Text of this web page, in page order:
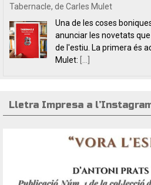
del 8 de Març
L’editorial Lletra Impresa
dos títols de poesia que
fissures, per autores
tret a la llum editorial el
Lletra Impresa a